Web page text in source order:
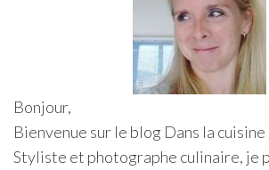
Bonjour,
Bienvenue sur le blog Dans la cuisine
Styliste et photographe culinaire, je